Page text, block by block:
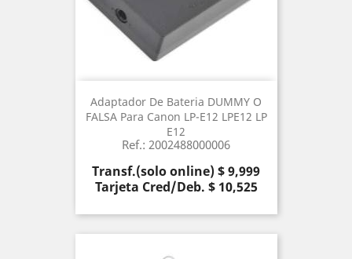
Adaptador De Bateria DUMMY O
FALSA Para Canon LP-E12 LPE12 LP
E12
Ref.: 2002488000006
Precio
Transf.(solo online) $ 9,999
Tarjeta Cred/Deb. $ 10,525